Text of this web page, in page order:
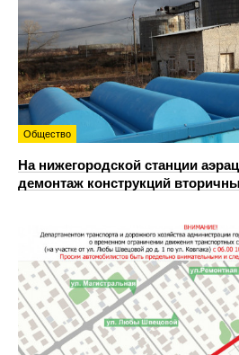
Общество
На нижегородской станции
демонтаж конструкций